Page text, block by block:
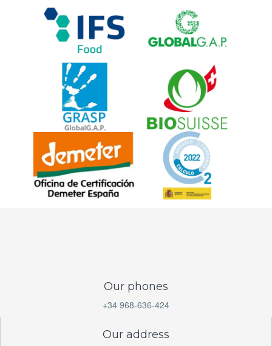
Our phones
+34 968-636-424
Our address